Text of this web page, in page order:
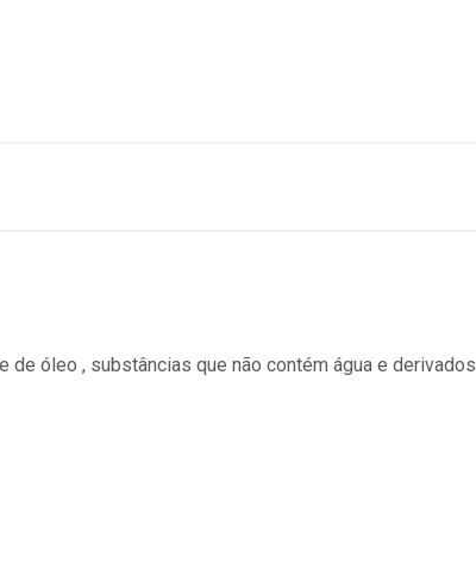
de óleo , substâncias que não contém água e derivados